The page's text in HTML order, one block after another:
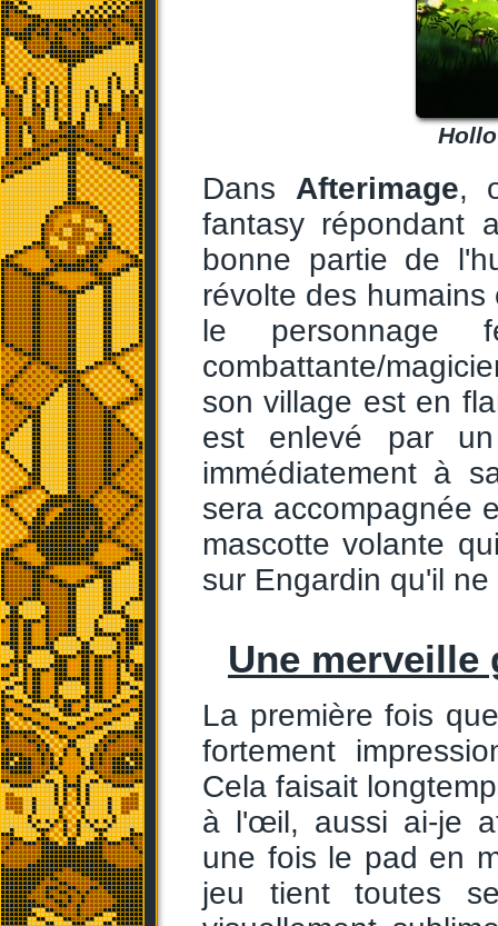
Dans Afterimage,
fantasy répondant
bonne partie de
révolte des
le personnage
combattante/
son village est en
est enlevé par
immédiatement à
sera accompagnée
mascotte volante
sur Engardin qu'il
Une merveille
La première fois
fortement
Cela faisait
à l'œil, aussi ai-je
une fois le pad en
jeu tient toutes